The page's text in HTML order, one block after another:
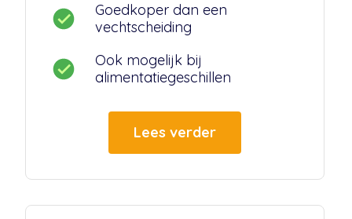
Goedkoper dan een
vechtscheiding
Ook mogelijk bij
alimentatiegeschillen
Lees verder